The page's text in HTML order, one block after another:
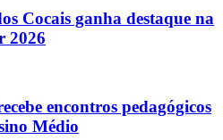
Cocais ganha destaque na
2026
encontros pedagógicos
Médio